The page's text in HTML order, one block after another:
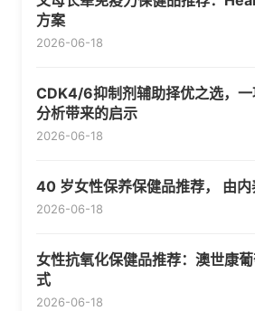
方案
2026-06-18
CDK4/6抑制剂辅助择优之选，
分析带来的启示
2026-06-18
40 岁女性保养保健品推荐， 由
2026-06-18
女性抗氧化保健品推荐：澳世康
式
2026-06-18